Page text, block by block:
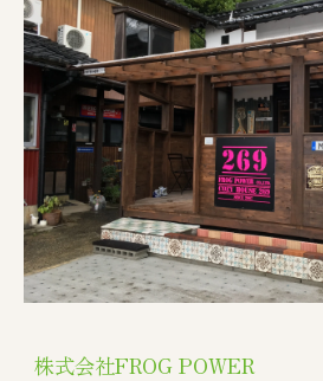
株式会社FROG POWER